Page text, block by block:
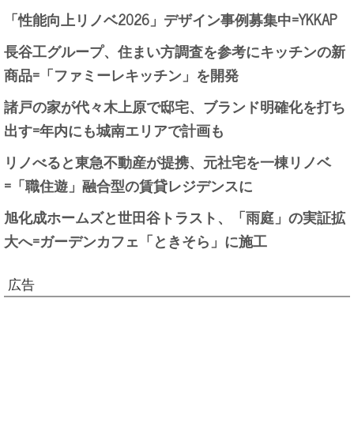
「性能向上リノベ2026」デザイン事例募集中=YKKAP
長谷工グループ、住まい方調査を参考にキッチンの新
商品=「ファミーレキッチン」を開発
諸戸の家が代々木上原で邸宅、ブランド明確化を打ち
出す=年内にも城南エリアで計画も
リノべると東急不動産が提携、元社宅を一棟リノベ
=「職住遊」融合型の賃貸レジデンスに
旭化成ホームズと世田谷トラスト、「雨庭」の実証拡
大へ=ガーデンカフェ「ときそら」に施工
広告